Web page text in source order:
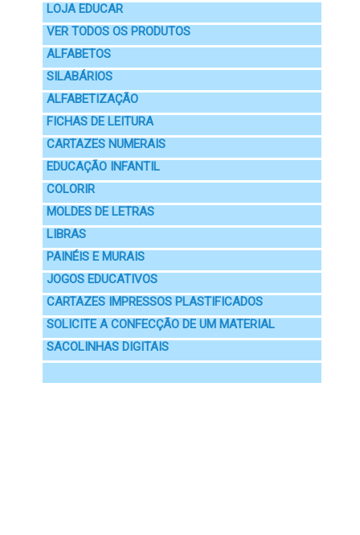
LOJA EDUCAR
VER TODOS OS PRODUTOS
ALFABETOS
SILABÁRIOS
ALFABETIZAÇÃO
FICHAS DE LEITURA
CARTAZES NUMERAIS
EDUCAÇÃO INFANTIL
COLORIR
MOLDES DE LETRAS
LIBRAS
PAINÉIS E MURAIS
JOGOS EDUCATIVOS
CARTAZES IMPRESSOS PLASTIFICADOS
SOLICITE A CONFECÇÃO DE UM MATERIAL
SACOLINHAS DIGITAIS